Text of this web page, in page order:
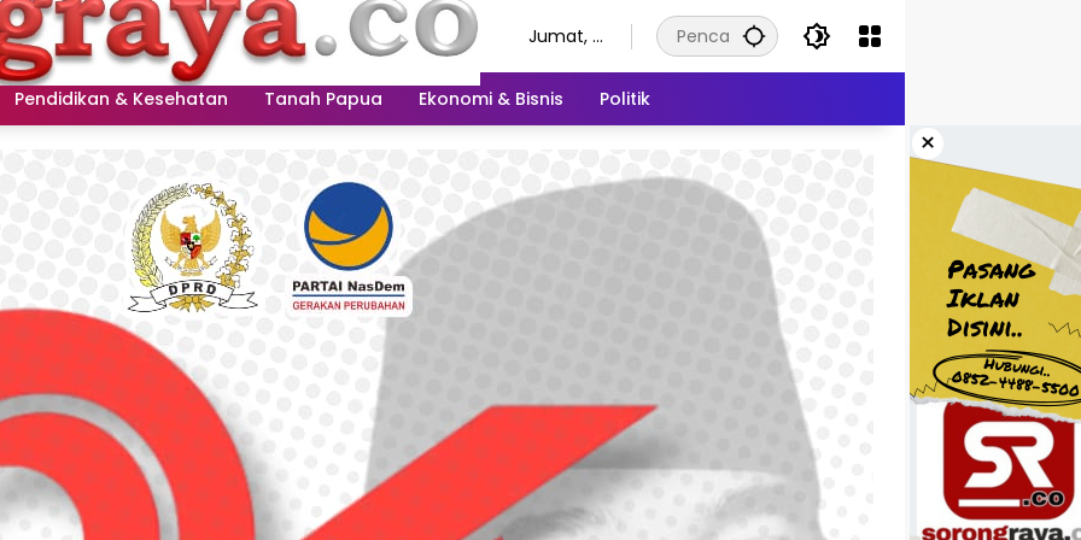
Jumat, 7
2026
Pendidikan & Kesehatan Tanah Papua Ekonomi & Bisnis Politik
×